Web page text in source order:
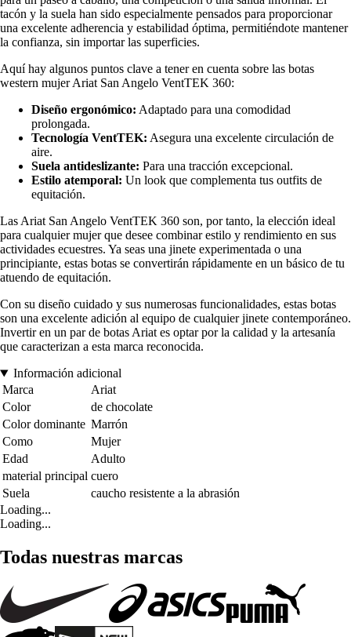
tacón y la suela han sido especialmente pensados para proporcionar
una excelente adherencia y estabilidad óptima, permitiéndote mantener
la confianza, sin importar las superficies.
Aquí hay algunos puntos clave a tener en cuenta sobre las botas
western mujer Ariat San Angelo VentTEK 360:
Diseño ergonómico: Adaptado para una comodidad
prolongada.
Tecnología VentTEK: Asegura una excelente circulación de
aire.
Suela antideslizante: Para una tracción excepcional.
Estilo atemporal: Un look que complementa tus outfits de
equitación.
Las Ariat San Angelo VentTEK 360 son, por tanto, la elección ideal
para cualquier mujer que desee combinar estilo y rendimiento en sus
actividades ecuestres. Ya seas una jinete experimentada o una
principiante, estas botas se convertirán rápidamente en un básico de tu
atuendo de equitación.
Con su diseño cuidado y sus numerosas funcionalidades, estas botas
son una excelente adición al equipo de cualquier jinete contemporáneo.
Invertir en un par de botas Ariat es optar por la calidad y la artesanía
que caracterizan a esta marca reconocida.
Información adicional
Marca
Ariat
Color
de chocolate
Color dominante Marrón
Como
Mujer
Edad
Adulto
material principal cuero
Suela
caucho resistente a la abrasión
Loading...
Loading...
Todas nuestras marcas